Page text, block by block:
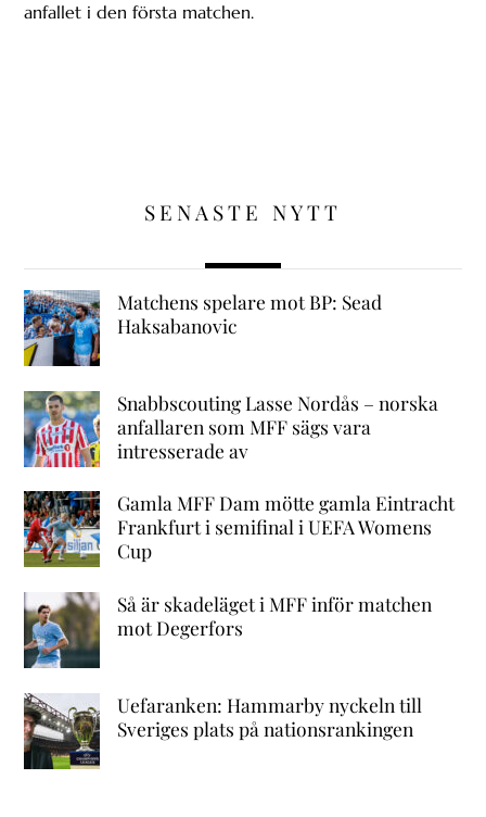
anfallet i den första matchen.
SENASTE NYTT
Matchens spelare mot BP: Sead
Haksabanovic
Snabbscouting Lasse Nordås – norska
anfallaren som MFF sägs vara
intresserade av
Gamla MFF Dam mötte gamla Eintracht
Frankfurt i semifinal i UEFA Womens
Cup
Så är skadeläget i MFF inför matchen
mot Degerfors
Uefaranken: Hammarby nyckeln till
Sveriges plats på nationsrankingen